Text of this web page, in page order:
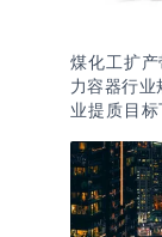
煤化工扩
力容器行业
业提质目